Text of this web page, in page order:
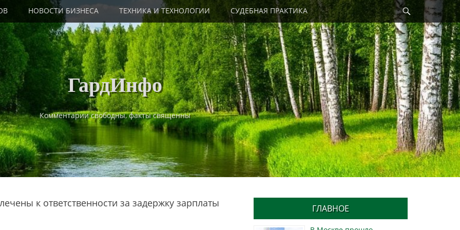
НОВОСТИ БИЗНЕСА ТЕХНИКА И ТЕХНОЛОГИИ СУДЕБНАЯ ПРАКТИКА
Найти
ГардИнфо
Комментарии свободны, факты священны
к ответственности за задержку зарплаты ГЛАВНОЕ